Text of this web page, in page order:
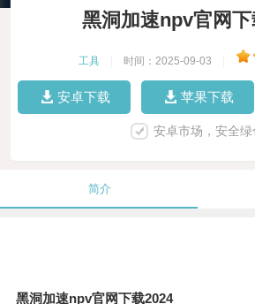
黑洞加速npv官网
工具 时间：2025-09-03
安卓下载 苹果下载
安卓市场，安全绿
简介
黑洞加速npv官网下载2024